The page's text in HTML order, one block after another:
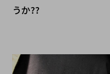
うか??